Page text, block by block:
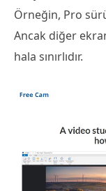
Örneğin, Pro
Ancak diğer
hala sınırlıdır.